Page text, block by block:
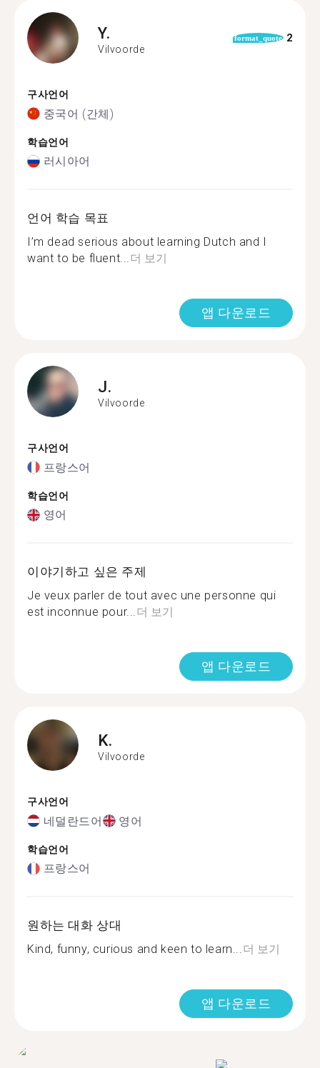
Y.
Vilvoorde
format_quote 2
구사언어
중국어 (간체)
학습언어
러시아어
언어 학습 목표
I’m dead serious about learning Dutch and I
want to be fluent...더 보기
앱 다운로드
J.
Vilvoorde
구사언어
프랑스어
학습언어
영어
이야기하고 싶은 주제
Je veux parler de tout avec une personne qui
est inconnue pour...더 보기
앱 다운로드
K.
Vilvoorde
구사언어
네덜란드어 영어
학습언어
프랑스어
원하는 대화 상대
Kind, funny, curious and keen to learn...더 보기
앱 다운로드